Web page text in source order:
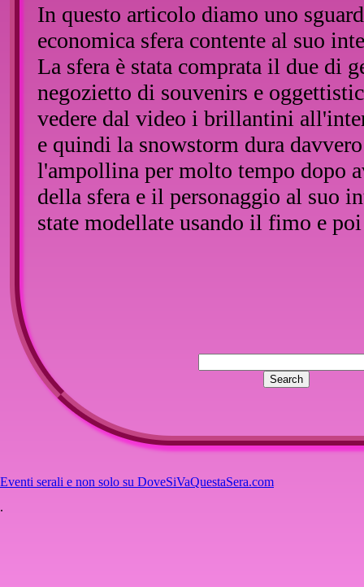
In questo articolo diamo uno
economica sfera contente al suo
La sfera è stata comprata il due di
negozietto di souvenirs e
vedere dal video i brillantini
e quindi la snowstorm dura
l'ampollina per molto tempo dopo
della sfera e il personaggio al suo
state modellate usando il fimo e
Eventi serali e non solo su DoveSiVaQuestaSera.com
.